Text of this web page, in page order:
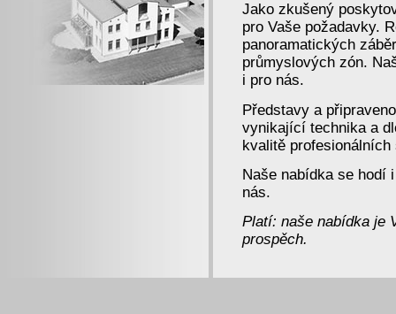
Jako zkušený
pro Vaše požadavky.
panoramatických
průmyslových zón.
i pro nás.
Představy a
vynikající technika a
kvalitě
Naše nabídka se hodí
nás.
Platí: naše nabídka je
prospěch.